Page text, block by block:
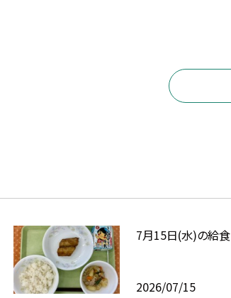
7月15日(水)の給食
2026/07/15